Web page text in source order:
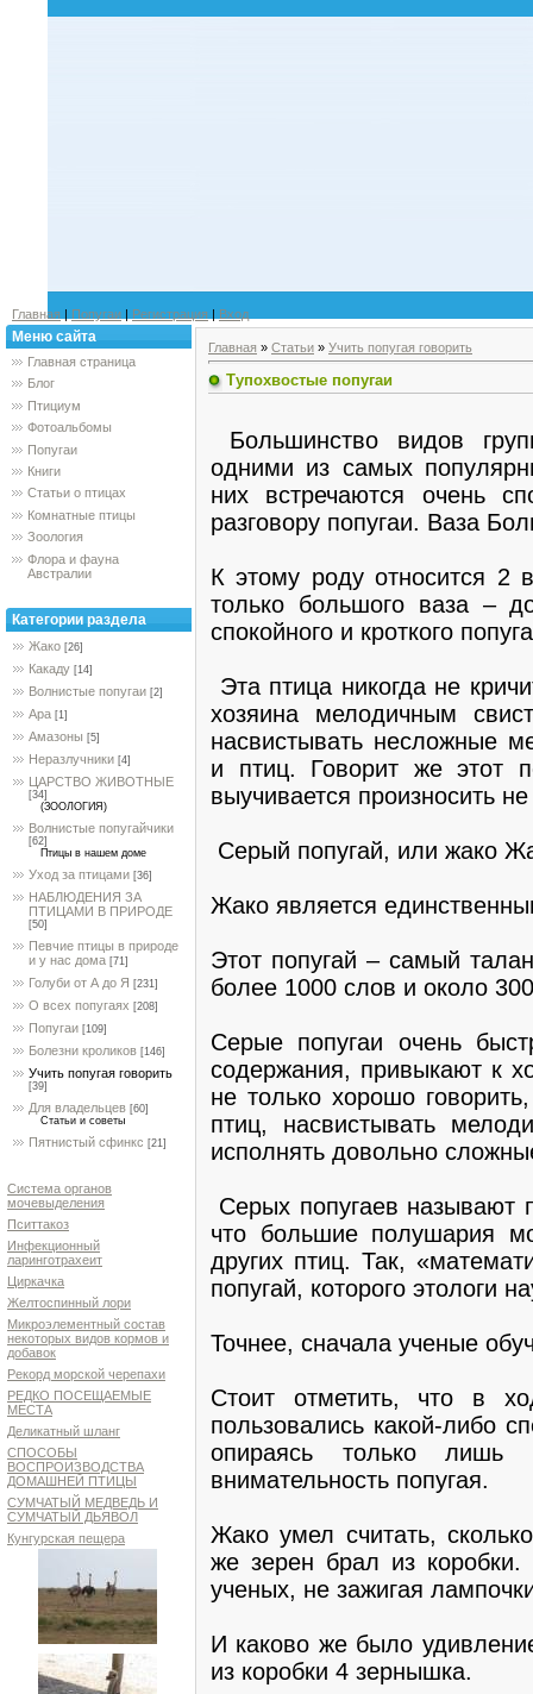
Главная | Попугаи | Регистрация | Вход
Меню сайта
Главная страница
Блог
Птициум
Фотоальбомы
Попугаи
Книги
Статьи о птицах
Комнатные птицы
Зоология
Флора и фауна
Австралии
Категории раздела
Жако [26]
Какаду [14]
Волнистые попугаи [2]
Ара [1]
Амазоны [5]
Неразлучники [4]
ЦАРСТВО ЖИВОТНЫЕ
[34]
(ЗООЛОГИЯ)
Волнистые попугайчики
[62]
Птицы в нашем доме
Уход за птицами [36]
НАБЛЮДЕНИЯ ЗА
ПТИЦАМИ В ПРИРОДЕ
[50]
Певчие птицы в природе
и у нас дома [71]
Голуби от А до Я [231]
О всех попугаях [208]
Попугаи [109]
Болезни кроликов [146]
Учить попугая говорить
[39]
Для владельцев [60]
Статьи и советы
Пятнистый сфинкс [21]
Система органов
мочевыделения
Пситтакоз
Инфекционный
ларинготрахеит
Циркачка
Желтоспинный лори
Микроэлементный состав
некоторых видов кормов и
добавок
Рекорд морской черепахи
РЕДКО ПОСЕЩАЕМЫЕ
МЕСТА
Деликатный шланг
СПОСОБЫ
ВОСПРОИЗВОДСТВА
ДОМАШНЕЙ ПТИЦЫ
СУМЧАТЫЙ МЕДВЕДЬ И
СУМЧАТЫЙ ДЬЯВОЛ
Кунгурская пещера
Главная » Статьи » Учить попугая говорить
Тупохвостые попугаи
Большинство видов
одними из самых
них встречаются очень
разговору попугаи. Ваза
К этому роду относится 2
только большого ваза –
спокойного и кроткого
Эта птица никогда не
хозяина мелодичным
насвистывать несложные
и птиц. Говорит же этот
выучивается произносить
Серый попугай, или жако
Жако является
Этот попугай – самый
более 1000 слов и около
Серые попугаи очень
содержания, привыкают к
не только хорошо
птиц, насвистывать
исполнять довольно
Серых попугаев называют
что большие полушария
других птиц. Так,
попугай, которого этологи
Точнее, сначала ученые
Стоит отметить, что в
пользовались какой-либо
опираясь только лишь
внимательность попугая.
Жако умел считать,
же зерен брал из
ученых, не зажигая
И каково же было
из коробки 4 зернышка.